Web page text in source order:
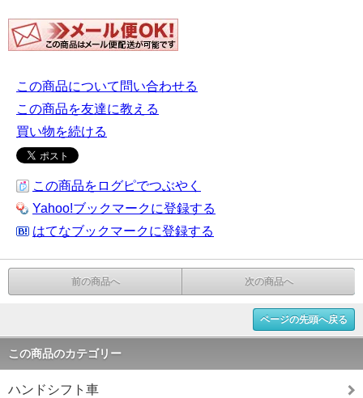
この商品について問い合わせる
この商品を友達に教える
買い物を続ける
この商品をログピでつぶやく
Yahoo!ブックマークに登録する
はてなブックマークに登録する
前の商品へ 次の商品へ
ページの先頭へ戻る
この商品のカテゴリー
ハンドシフト車